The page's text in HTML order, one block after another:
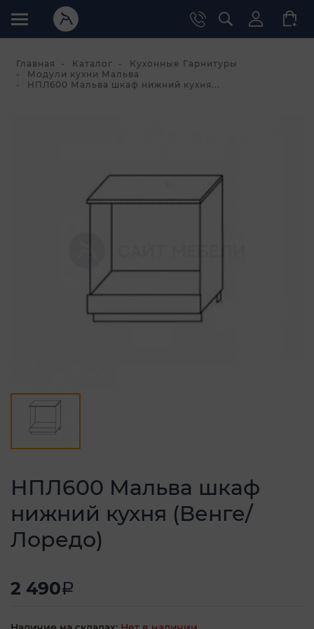
Главная Каталог
Кухонные Гарнитуры
Модули кухни Мальва
НПЛ600 Мальва шкаф нижний кухня...
НПЛ600 Мальва шкаф
нижний кухня (Венге/
Лоредо)
2 490a